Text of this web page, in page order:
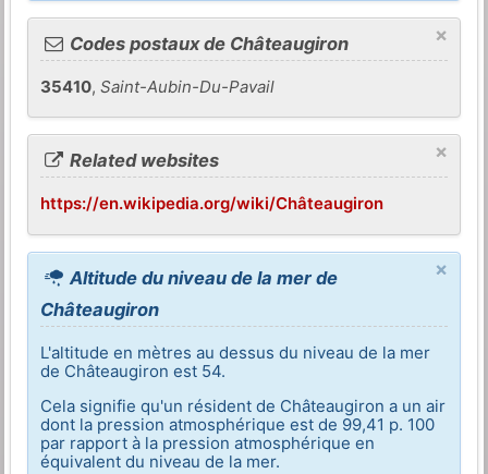
×
Codes postaux de Châteaugiron
35410,Saint-Aubin-Du-Pavail
×
Related websites
https://en.wikipedia.org/wiki/Châteaugiron
×
Altitude du niveau de la mer de
Châteaugiron
L'altitude en mètres au dessus du niveau de la mer
de Châteaugiron est 54.
Cela signifie qu'un résident de Châteaugiron a un air
dont la pression atmosphérique est de 99,41 p. 100
par rapport à la pression atmosphérique en
équivalent du niveau de la mer.